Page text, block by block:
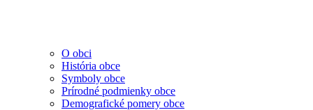
O obci
História obce
Symboly obce
Prírodné podmienky obce
Demografické pomery obce